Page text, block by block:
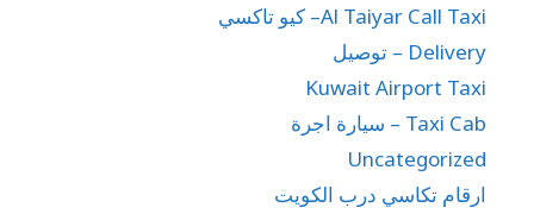
Al Taiyar Call Taxi– كيو تاكسي
Delivery – توصيل
Kuwait Airport Taxi
Taxi Cab – سيارة اجرة
Uncategorized
ارقام تكاسي درب الكويت